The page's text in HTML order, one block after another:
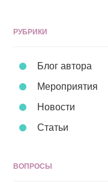
РУБРИКИ
Блог автора
Мероприятия
Новости
Статьи
ВОПРОСЫ